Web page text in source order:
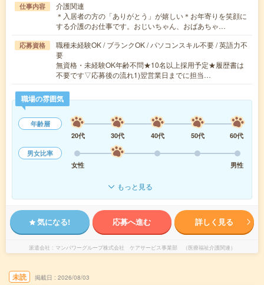
仕事内容
介護関連
＊入居者の方の「ありがとう」が嬉しい＊お年寄りを笑顔に
する介護のお仕事です。おじいちゃん、おばあちゃ…
応募資格
職種未経験OK / ブランクOK / パソコンスキル不要 / 英語力不
要
無資格・未経験OK年齢不問★10名以上採用予定★履歴書は
不要です▽応募後の流れ1)翌営業日までに担当…
職場の雰囲気
年齢層
20代
30代 40代 50代
60代
男女比率
女性
男性
もっと見る
気になる! 応募へ進む 詳しく見る
派遣会社 マンパワーグループ株式会社 ケアサービス事業部 （医療福祉介護関連）
未読 掲載日 2026/08/03